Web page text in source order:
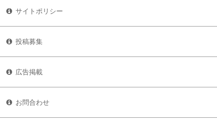
サイトポリシー
投稿募集
広告掲載
お問合わせ